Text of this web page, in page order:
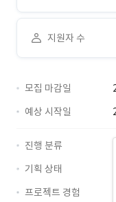
지원자 수
모집 마감일
예상 시작일
진행 분류
기획 상태
프로젝트 경험